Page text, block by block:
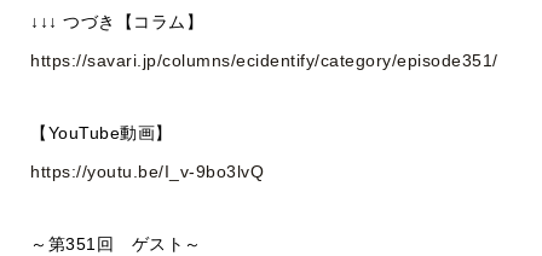
↓↓↓ つづき【コラム】
https://savari.jp/columns/ecidentify/category/episode351/
【YouTube動画】
https://youtu.be/I_v-9bo3lvQ
～第351回 ゲスト～